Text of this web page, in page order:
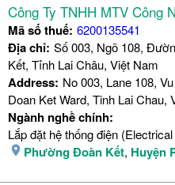
Công Ty TNHH MTV Công
Mã số thuế: 6200135541
Địa chỉ: Số 003, Ngõ 108,
Kết, Tỉnh Lai Châu, Việt Nam
Address: No 003, Lane 108,
Doan Ket Ward, Tinh Lai Chau,
Ngành nghề chính:
Lắp đặt hệ thống điện
Phường Đoàn Kết, Huyện